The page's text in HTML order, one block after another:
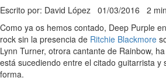
Escrito por: David López 01/03/2016 2
Como ya os hemos contado, Deep Purple
rock sin la presencia de Ritchie Blackmore
Lynn Turner, otrora cantante de Rainbow,
está sucediendo entre el citado guitarrista y
forma.